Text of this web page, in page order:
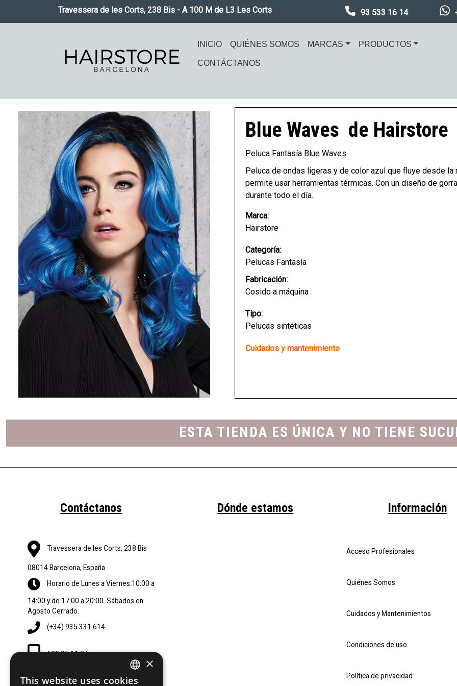
Pasar al contenido principalTravessera de les Corts, 238 Bis - A 100 M de L3 Les Corts 93 533 16 14
Navegación principal
INICIO QUIÉNES SOMOS MARCAS PRODUCTOS
CONTÁCTANOS
Imagen
Blue Waves de Hairstore
Peluca Fantasía Blue Waves
Peluca de ondas ligeras y de color azul que fluye desde
permite usar herramientas térmicas. Con un diseño de
durante todo el día.
Marca:
Hairstore
Categoría:
Pelucas Fantasía
Fabricación:
Cosido a máquina
Tipo:
Pelucas sintéticas
Cuidados y mantenimiento
ESTA TIENDA ES ÚNICA Y NO TIENE
Contáctanos
Travessera de les Corts, 238 Bis
08014 Barcelona, España
Horario de Lunes a Viernes:10:00 a
14:00 y de 17:00 a 20:00. Sábados en
Agosto Cerrado.
(+34) 935 331 614
620 85 11 84
Dónde estamos Información
Acceso Profesionales
Quiénes Somos
Cuidados y Mantenimientos
Condiciones de uso
Política de privacidad
SPANISH
×
This website uses cookies